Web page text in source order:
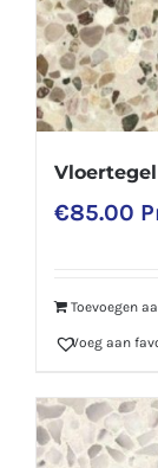
€85.00
Toevoegen
Voeg aan